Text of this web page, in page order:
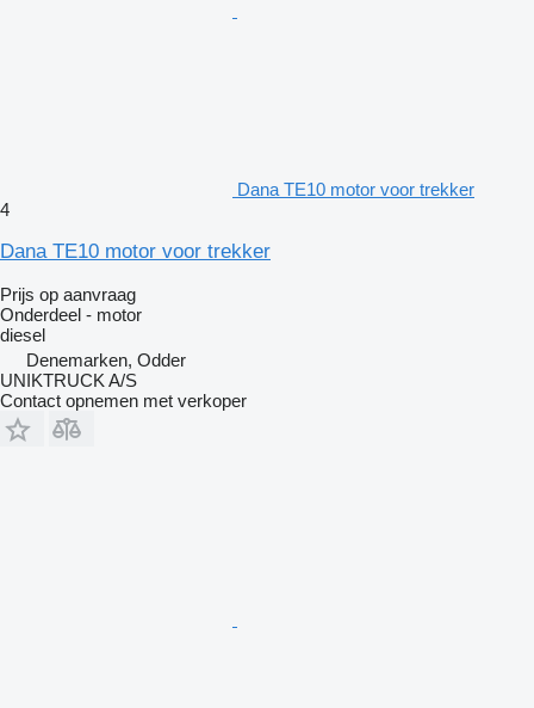
Dana TE10 motor voor trekker
4
Dana TE10 motor voor trekker
Prijs op aanvraag
Onderdeel - motor
diesel
Denemarken, Odder
UNIKTRUCK A/S
Contact opnemen met verkoper